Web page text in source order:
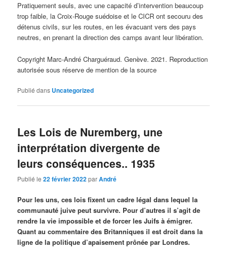
Pratiquement seuls, avec une capacité d’intervention beaucoup
trop faible, la Croix-Rouge suédoise et le CICR ont secouru des
détenus civils, sur les routes, en les évacuant vers des pays
neutres, en prenant la direction des camps avant leur libération.
Copyright Marc-André Charguéraud. Genève. 2021. Reproduction
autorisée sous réserve de mention de la source
Publié dans Uncategorized
Les Lois de Nuremberg, une
interprétation divergente de
leurs conséquences.. 1935
Publié le22 février 2022parAndré
Pour les uns, ces lois fixent un cadre légal dans lequel la
communauté juive peut survivre. Pour d’autres il s’agit de
rendre la vie impossible et de forcer les Juifs à émigrer.
Quant au commentaire des Britanniques il est droit dans la
ligne de la politique d’apaisement prônée par Londres.